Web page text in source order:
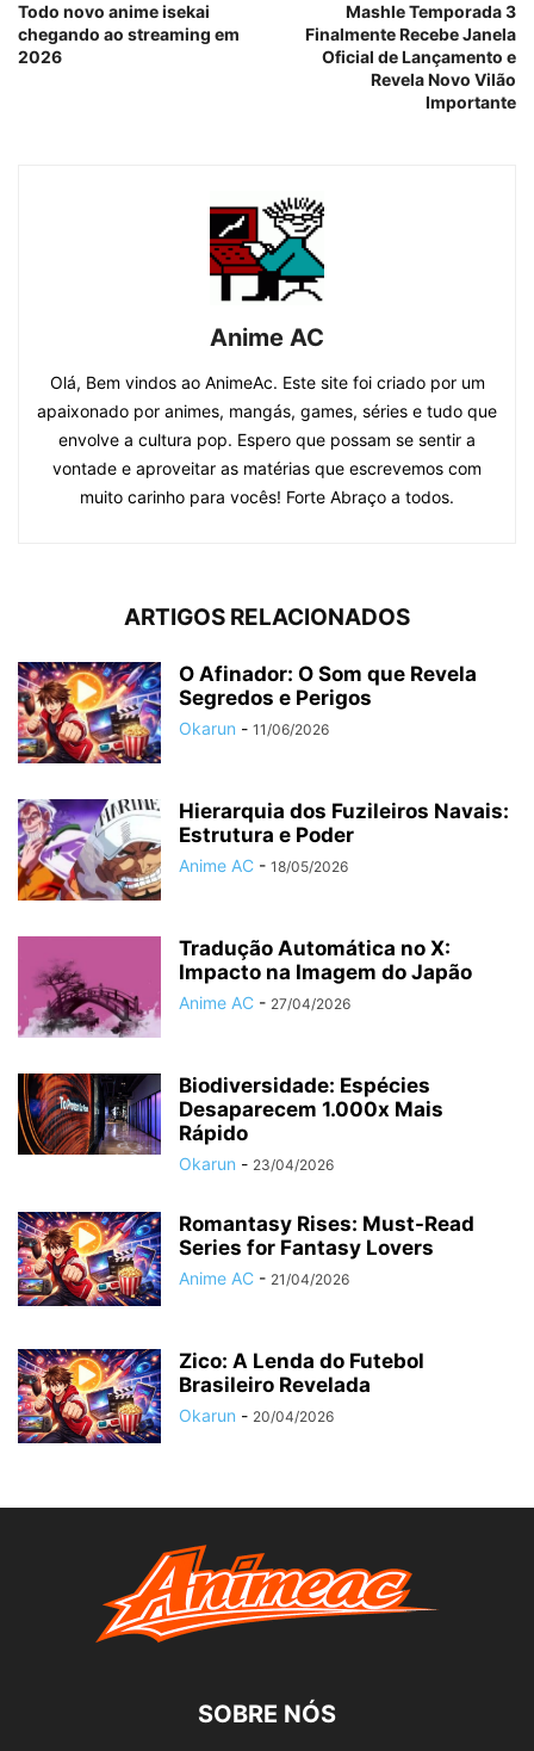
Todo novo anime isekai
chegando ao streaming em
2026
Mashle Temporada 3
Finalmente Recebe Janela
Oficial de Lançamento e
Revela Novo Vilão
Importante
Anime AC
Olá, Bem vindos ao AnimeAc. Este site foi criado por um
apaixonado por animes, mangás, games, séries e tudo que
envolve a cultura pop. Espero que possam se sentir a
vontade e aproveitar as matérias que escrevemos com
muito carinho para vocês! Forte Abraço a todos.
ARTIGOS RELACIONADOS
O Afinador: O Som que Revela
Segredos e Perigos
Okarun - 11/06/2026
Hierarquia dos Fuzileiros Navais:
Estrutura e Poder
Anime AC - 18/05/2026
Tradução Automática no X:
Impacto na Imagem do Japão
Anime AC - 27/04/2026
Biodiversidade: Espécies
Desaparecem 1.000x Mais
Rápido
Okarun - 23/04/2026
Romantasy Rises: Must-Read
Series for Fantasy Lovers
Anime AC - 21/04/2026
Zico: A Lenda do Futebol
Brasileiro Revelada
Okarun - 20/04/2026
SOBRE NÓS